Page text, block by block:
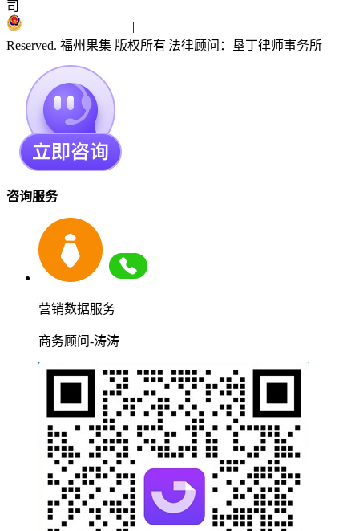
司
|
Reserved. 福州果集 版权所有|法律顾问：垦丁律师事务所
咨询服务
营销数据服务
商务顾问-涛涛